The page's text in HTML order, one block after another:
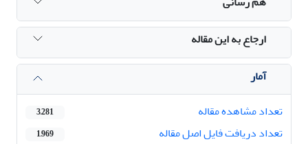
ارجاع به این مقاله
آمار
تعداد مشاهده مقاله
3,281
تعداد دریافت فایل اصل مقاله 1,969